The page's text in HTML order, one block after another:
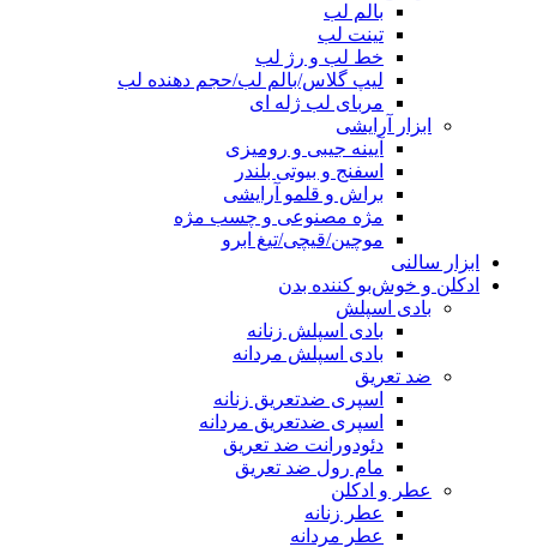
بالم لب
تینت لب
خط لب و رژ لب
لیپ گلاس/بالم لب/حجم دهنده لب
مربای لب ژله ای
ابزار آرایشی
آیینه جیبی و رومیزی
اسفنج و بیوتی بلندر
براش و قلمو آرایشی
مژه مصنوعی و چسب مژه
موچین/قیچی/تیغ ابرو
ابزار سالنی
ادکلن و خوش‌بو کننده بدن
بادی اسپلش
بادی اسپلش زنانه
بادی اسپلش مردانه
ضد تعریق
اسپری ضدتعریق زنانه
اسپری ضدتعریق مردانه
دئودورانت ضد تعریق
مام رول ضد تعریق
عطر و ادکلن
عطر زنانه
عطر مردانه